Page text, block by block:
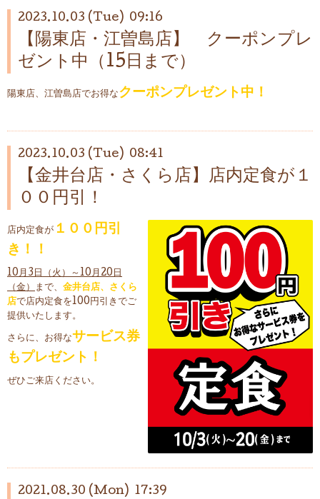
2023.10.03 (Tue) 09:16
【陽東店・江曽島店】 クーポンプレ
ゼント中（15日まで）
陽東店、江曽島店でお得なクーポンプレゼント中！
2023.10.03 (Tue) 08:41
【金井台店・さくら店】店内定食が１
００円引！
店内定食が １００円引
き！！
10月3日（火）～10月20日
（金）
まで、 金井台店、さくら
店で店内定食を100円引きでご
提供いたします。
さらに、お得なサービス券
もプレゼント！
ぜひご来店ください。
2021.08.30 (Mon) 17:39